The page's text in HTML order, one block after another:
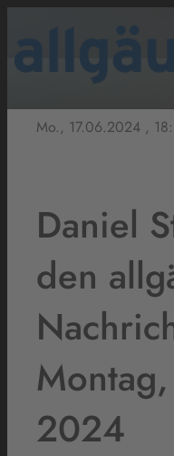
Mo., 17.06.2024 ,
Daniel
den
2024